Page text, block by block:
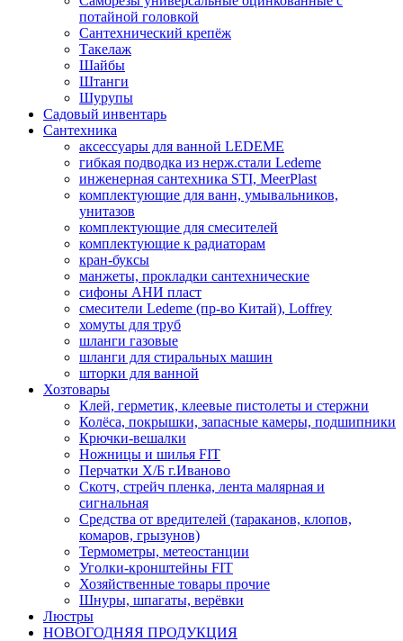
потайной головкой
Сантехнический крепёж
Такелаж
Шайбы
Штанги
Шурупы
Садовый инвентарь
Сантехника
аксессуары для ванной LEDEME
гибкая подводка из нерж.стали Ledeme
инженерная сантехника STI, MeerPlast
комплектующие для ванн, умывальников,
унитазов
комплектующие для смесителей
комплектующие к радиаторам
кран-буксы
манжеты, прокладки сантехнические
сифоны АНИ пласт
смесители Ledeme (пр-во Китай), Loffrey
хомуты для труб
шланги газовые
шланги для стиральных машин
шторки для ванной
Хозтовары
Клей, герметик, клеевые пистолеты и стержни
Колёса, покрышки, запасные камеры, подшипники
Крючки-вешалки
Ножницы и шилья FIT
Перчатки Х/Б г.Иваново
Скотч, стрейч пленка, лента малярная и
сигнальная
Средства от вредителей (тараканов, клопов,
комаров, грызунов)
Термометры, метеостанции
Уголки-кронштейны FIT
Хозяйственные товары прочие
Шнуры, шпагаты, верёвки
Люстры
НОВОГОДНЯЯ ПРОДУКЦИЯ